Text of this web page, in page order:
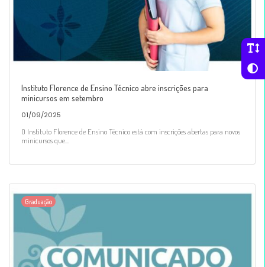
Instituto Florence de Ensino Técnico abre inscrições para
minicursos em setembro
01/09/2025
O Instituto Florence de Ensino Técnico está com inscrições abertas para novos
minicursos que...
Graduação